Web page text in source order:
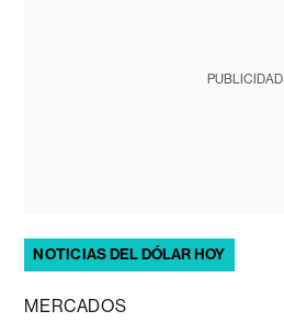
PUBLICIDAD
NOTICIAS DEL DÓLAR HOY
MERCADOS